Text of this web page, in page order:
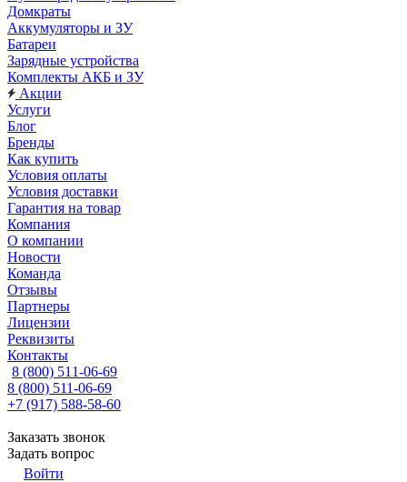
Домкраты
Аккумуляторы и ЗУ
Батареи
Зарядные устройства
Комплекты АКБ и ЗУ
Акции
Услуги
Блог
Бренды
Как купить
Условия оплаты
Условия доставки
Гарантия на товар
Компания
О компании
Новости
Команда
Отзывы
Партнеры
Лицензии
Реквизиты
Контакты
8 (800) 511-06-69
8 (800) 511-06-69
+7 (917) 588-58-60
Заказать звонок
Задать вопрос
Войти